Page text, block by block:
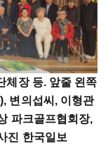
체장 등. 앞줄 왼쪽
변의섭씨, 이형관
파크골프협회장,
진 한국일보